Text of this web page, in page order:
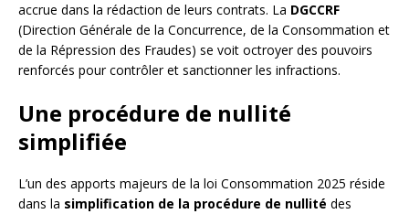
accrue dans la rédaction de leurs contrats. La DGCCRF
(Direction Générale de la Concurrence, de la Consommation et
de la Répression des Fraudes) se voit octroyer des pouvoirs
renforcés pour contrôler et sanctionner les infractions.
Une procédure de nullité
simplifiée
L’un des apports majeurs de la loi Consommation 2025 réside
dans la simplification de la procédure de nullité des